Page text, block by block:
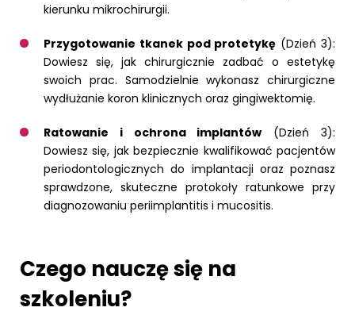
kierunku mikrochirurgii.
Przygotowanie tkanek pod protetykę (Dzień 3):
Dowiesz się, jak chirurgicznie zadbać o estetykę
swoich prac. Samodzielnie wykonasz chirurgiczne
wydłużanie koron klinicznych oraz gingiwektomię.
Ratowanie i ochrona implantów (Dzień 3):
Dowiesz się, jak bezpiecznie kwalifikować pacjentów
periodontologicznych do implantacji oraz poznasz
sprawdzone, skuteczne protokoły ratunkowe przy
diagnozowaniu periimplantitis i mucositis.
Czego nauczę się na
szkoleniu?